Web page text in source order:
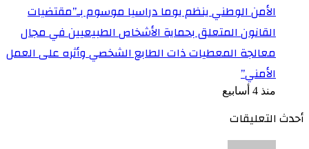
الأمن الوطني ينظم يوما دراسيا موسوم بـ”مقتضيات
القانون المتعلق بحماية الأشخاص الطبيعيين في مجال
معالجة المعطيات ذات الطابع الشخصي وأثره على العمل
الأمني”
منذ 4 أسابيع
أحدث التعليقات